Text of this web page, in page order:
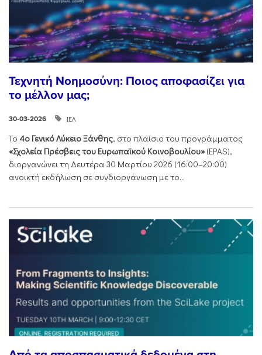
Τεχνητή Νοημοσύνη: Ποιος αποφασίζει για
το μέλλον μας;
30-03-2026 ΙΕΛ
Το 4ο Γενικό Λύκειο Ξάνθης, στο πλαίσιο του προγράμματος
«Σχολεία Πρέσβεις του Ευρωπαϊκού Κοινοβουλίου»(EPAS),
διοργανώνει τη Δευτέρα 30 Μαρτίου 2026 (16:00–20:00)
ανοικτή εκδήλωση σε συνδιοργάνωση με το...